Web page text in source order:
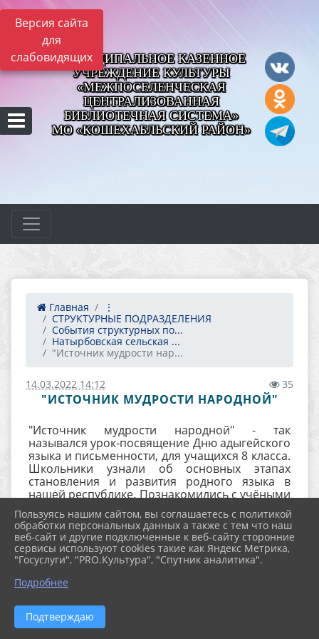
Версия сайта
для
слабовидящихМУНИЦИПАЛЬНОЕ КАЗЕННОЕ
УЧРЕЖДЕНИЕ КУЛЬТУРЫ
«МЕЖПОСЕЛЕНЧЕСКАЯ
ЦЕНТРАЛИЗОВАННАЯ
БИБЛИОТЕЧНАЯ СИСТЕМА»
МО «КОШЕХАБЛЬСКИЙ РАЙОН»
Главная
⋮
СТРУКТУРНЫЕ ПОДРАЗДЕЛЕНИЯ
События структурных по...
Натырбовская сельская ...
"Источник мудрости нар...
14.03.2022 14:12 35
"ИСТОЧНИК МУДРОСТИ НАРОДНОЙ"
"Источник мудрости народной" - так
назывался урок-посвящение Дню адыгейского
языка и письменности, для учащихся 8 класса.
Школьники узнали об основных этапах
становления и развития родного языка в
нашей республике. Познакомились с учёными
и писателями - просветителями Ш. Ногмовым,
У. Берсеем, С. Сиюховым, Д. Ашхамафом и др.
Преподаватель адыгейского языка Шушокова
С. С. рассказала о своём участии в ежегодной
Международной акции "Адыгэ диктант".
Пользуясь нашим сайтом, вы соглашаетесь с политикой
обработки персональных данных а также с тем что наш
веб-сайт и другие подключенные к веб-сайту сторонние
сервисы используют cookies такие как Яндекс Метрика,
"Госуслуги", "PRO.Культура", "Спутник аналитика".
Подробнее
Подтверждаю